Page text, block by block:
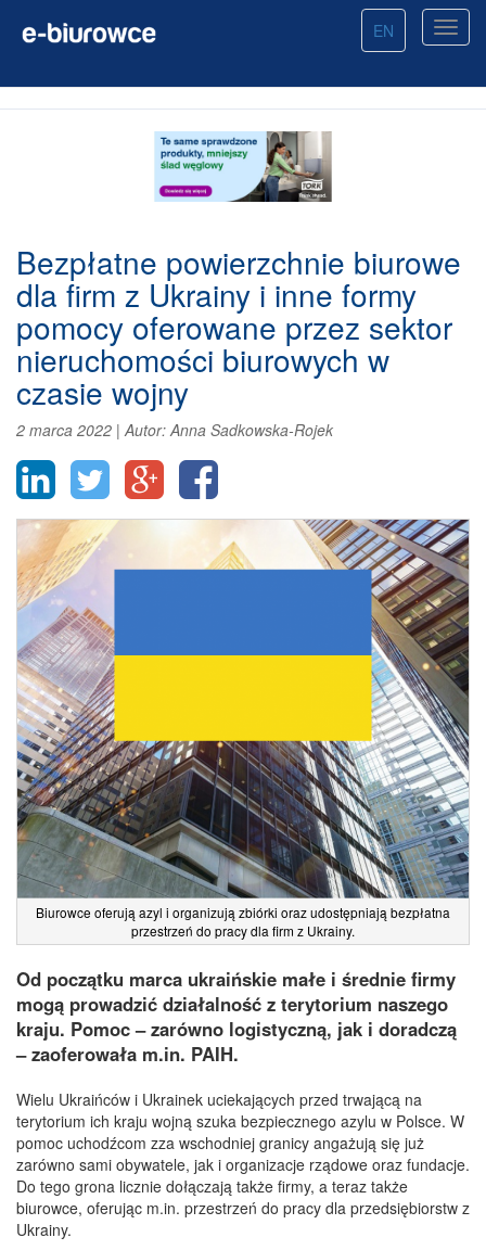
EN
Bezpłatne powierzchnie biurowe
dla firm z Ukrainy i inne formy
pomocy oferowane przez sektor
nieruchomości biurowych w
czasie wojny
2 marca 2022 |Autor:Anna Sadkowska-Rojek
Biurowce oferują azyl i organizują zbiórki oraz udostępniają bezpłatna
przestrzeń do pracy dla firm z Ukrainy.
Od początku marca ukraińskie małe i średnie firmy
mogą prowadzić działalność z terytorium naszego
kraju. Pomoc – zarówno logistyczną, jak i doradczą
– zaoferowała m.in. PAIH.
Wielu Ukraińców i Ukrainek uciekających przed trwającą na
terytorium ich kraju wojną szuka bezpiecznego azylu w Polsce. W
pomoc uchodźcom zza wschodniej granicy angażują się już
zarówno sami obywatele, jak i organizacje rządowe oraz fundacje.
Do tego grona licznie dołączają także firmy, a teraz także
biurowce, oferując m.in. przestrzeń do pracy dla przedsiębiorstw z
Ukrainy.